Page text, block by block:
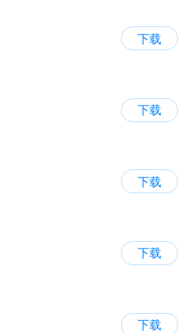
下载
下载
下载
下载
下载